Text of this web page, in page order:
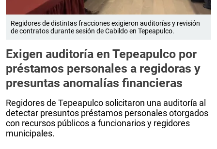
Regidores de distintas fracciones exigieron auditorías y revisión
de contratos durante sesión de Cabildo en Tepeapulco.
Exigen auditoría en Tepeapulco por
préstamos personales a regidoras y
presuntas anomalías financieras
Regidores de Tepeapulco solicitaron una auditoría al
detectar presuntos préstamos personales otorgados
con recursos públicos a funcionarios y regidores
municipales.